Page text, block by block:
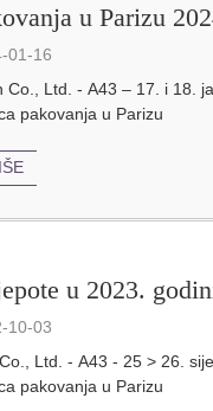
u Parizu
01-16
Co., Ltd. - A43 – 17. i 18.
pakovanja u Parizu
u 2023.
10-03
Ltd. - A43 - 25 > 26.
pakovanja u Parizu